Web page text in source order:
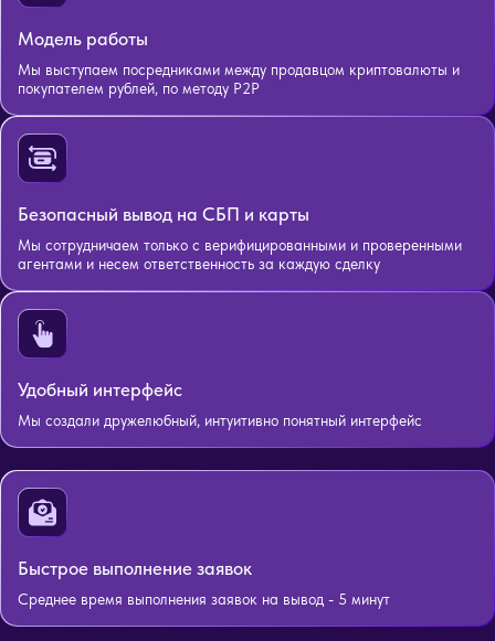
Модель работы
Мы выступаем посредниками между продавцом криптовалюты и
покупателем рублей, по методу P2P
Безопасный вывод на СБП и карты
Мы сотрудничаем только с верифицированными и проверенными
агентами и несем ответственность за каждую сделку
Удобный интерфейс
Мы создали дружелюбный, интуитивно понятный интерфейс
Быстрое выполнение заявок
Среднее время выполнения заявок на вывод - 5 минут